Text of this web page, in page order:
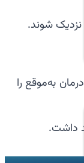
به‌موقع را